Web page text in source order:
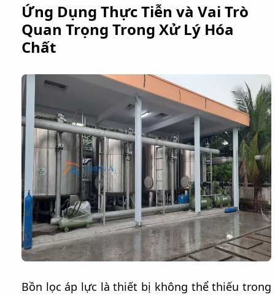
Ứng Dụng Thực Tiễn và Vai Trò
Quan Trọng Trong Xử Lý Hóa
Chất
Bồn lọc áp lực là thiết bị không thể thiếu trong